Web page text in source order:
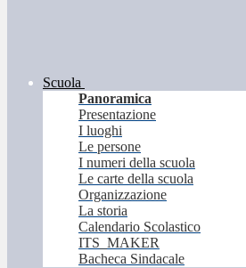
Scuola
Panoramica
Presentazione
I luoghi
Le persone
I numeri della scuola
Le carte della scuola
Organizzazione
La storia
Calendario Scolastico
ITS_MAKER
Bacheca Sindacale